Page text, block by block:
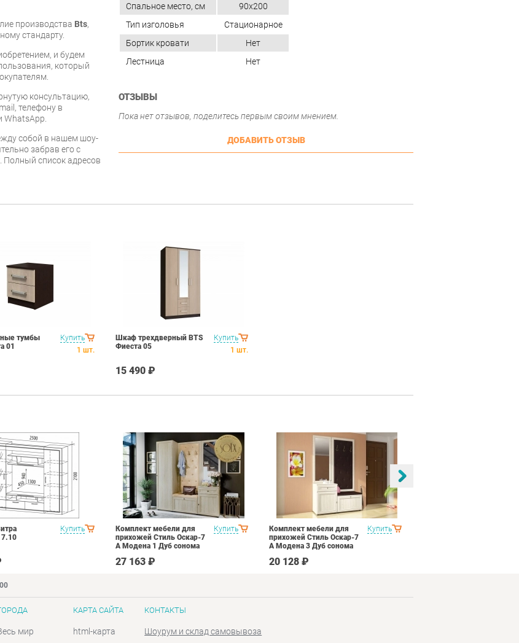
производства Bts,
стандарту.
и будем
который
консультацию,
телефону в
WhatsApp.
собой в нашем шоу-
забрав его с
Полный список адресов
Спальное место, см
90x200
Тип изголовья
Стационарное
Бортик кровати
Нет
Лестница
Нет
ОТЗЫВЫ
Пока нет отзывов, поделитесь первым своим мнением.
ДОБАВИТЬ ОТЗЫВ
Купить
тумбы
01
1 шт.
Купить
Шкаф трехдверный BTS
Фиеста 05
15 490 ₽
1 шт.
Купить Купить
Комплект мебели для
прихожей Стиль Оскар-7
А Модена 1 Дуб сонома
27 163 ₽
Купить
Комплект мебели для
прихожей Стиль Оскар-7
А Модена 3 Дуб сонома
20 128 ₽
мир
КАРТА САЙТА
html-карта
КОНТАКТЫ
Шоурум и склад самовывоза